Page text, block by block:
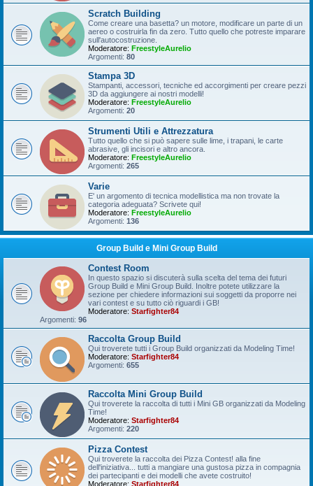
Scratch Building
Come creare una basetta? un motore, modificare un parte di un
aereo o costruirla fin da zero. Tutto quello che potreste imparare
sull'autocostruzione.
Moderatore: FreestyleAurelio
Argomenti: 80
Stampa 3D
Stampanti, accessori, tecniche ed accorgimenti per creare pezzi
3D da aggiungere ai nostri modelli!
Moderatore: FreestyleAurelio
Argomenti: 20
Strumenti Utili e Attrezzatura
Tutto quello che si può sapere sulle lime, i trapani, le carte
abrasive, gli incisori e altro ancora.
Moderatore: FreestyleAurelio
Argomenti: 265
Varie
E' un argomento di tecnica modellistica ma non trovate la
categoria adeguata? Scrivete qui!
Moderatore: FreestyleAurelio
Argomenti: 136
Group Build e Mini Group Build
Contest Room
In questo spazio si discuterà sulla scelta del tema dei futuri
Group Build e Mini Group Build. Inoltre potete utilizzare la
sezione per chiedere informazioni sui soggetti da proporre nei
vari contest e su tutto ciò riguardi i GB!
Moderatore: Starfighter84
Argomenti: 96
Raccolta Group Build
Qui troverete tutti i Group Build organizzati da Modeling Time!
Moderatore: Starfighter84
Argomenti: 655
Raccolta Mini Group Build
Qui troverete la raccolta di tutti i Mini GB organizzati da Modeling
Time!
Moderatore: Starfighter84
Argomenti: 220
Pizza Contest
Qui troverete la raccolta dei Pizza Contest! alla fine
dell'iniziativa... tutti a mangiare una gustosa pizza in compagnia
dei partecipanti e dei modelli che avete costruito!
Moderatore: Starfighter84